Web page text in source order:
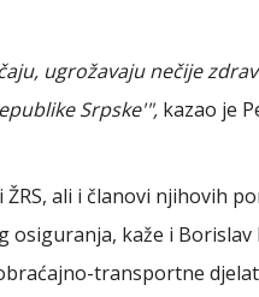
ugrožavaju nečije
Srpske'", kazao je
ŽRS, ali i članovi njihovih
osiguranja, kaže i
transportne